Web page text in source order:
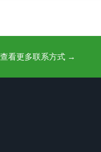
看更多联系方式 →